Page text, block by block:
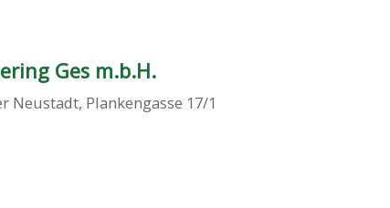
Ges m.b.H.
Neustadt, Plankengasse 17/1